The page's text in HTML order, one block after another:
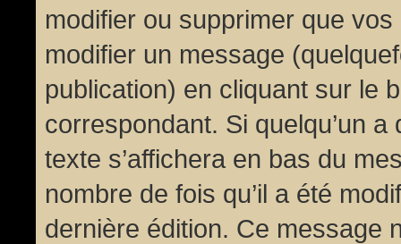
modifier ou supprimer que
modifier un message
publication) en cliquant sur le
correspondant. Si quelqu’un
texte s’affichera en bas du
nombre de fois qu’il a été
dernière édition. Ce message